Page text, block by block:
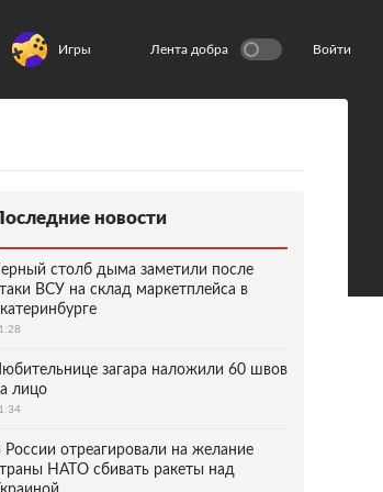
Игры Лента добра Войти
новости
столб дыма заметили после
ВСУ на склад маркетплейса в
загара наложили 60 швов
лицо
России отреагировали на желание
НАТО сбивать ракеты над